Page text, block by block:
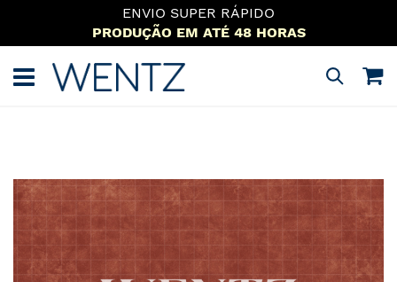
ENVIO SUPER RÁPIDO
PRODUÇÃO EM ATÉ 48 HORAS
para
o
Pesquisa
final
da
Galeria
de
imagens